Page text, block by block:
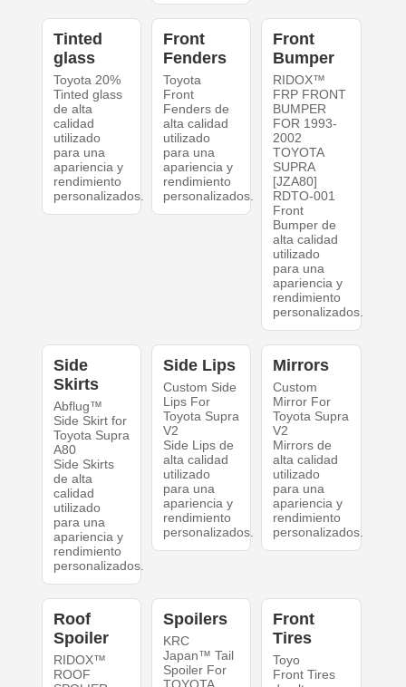
Tinted
glass
Toyota 20%
Tinted glass
de alta
calidad
utilizado
para una
apariencia y
rendimiento
personalizados.
Front
Fenders
Toyota
Front
Fenders de
alta calidad
utilizado
para una
apariencia y
rendimiento
personalizados.
Front
Bumper
RIDOX™
FRP FRONT
BUMPER
FOR 1993-
2002
TOYOTA
SUPRA
[JZA80]
RDTO-001
Front
Bumper de
alta calidad
utilizado
para una
apariencia y
rendimiento
personalizados.
Side
Skirts
Abflug™
Side Skirt for
Toyota Supra
A80
Side Skirts
de alta
calidad
utilizado
para una
apariencia y
rendimiento
personalizados.
Side Lips
Custom Side
Lips For
Toyota Supra
V2
Side Lips de
alta calidad
utilizado
para una
apariencia y
rendimiento
personalizados.
Mirrors
Custom
Mirror For
Toyota Supra
V2
Mirrors de
alta calidad
utilizado
para una
apariencia y
rendimiento
personalizados.
Roof
Spoiler
RIDOX™
ROOF
Spoilers
KRC
Japan™ Tail
Spoiler For
Front
Tires
Toyo
Front Tires